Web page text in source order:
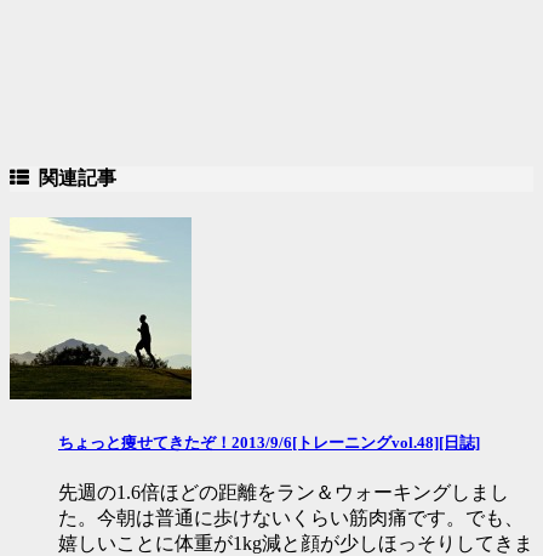
関連記事
ちょっと痩せてきたぞ！2013/9/6[トレーニングvol.48][日誌]
先週の1.6倍ほどの距離をラン＆ウォーキングしまし
た。今朝は普通に歩けないくらい筋肉痛です。でも、
嬉しいことに体重が1kg減と顔が少しほっそりしてきま